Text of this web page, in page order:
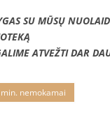
SU MŪSŲ
ATVEŽTI DAR
min. nemokamai